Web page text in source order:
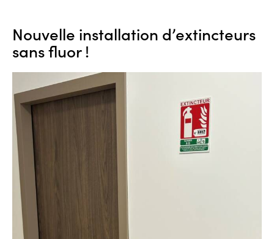
Nouvelle installation d’extincteurs
sans fluor !